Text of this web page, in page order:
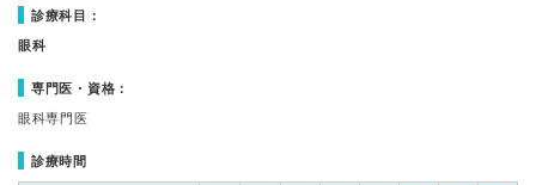
診療科目：
眼科
専門医・資格：
眼科専門医
診療時間